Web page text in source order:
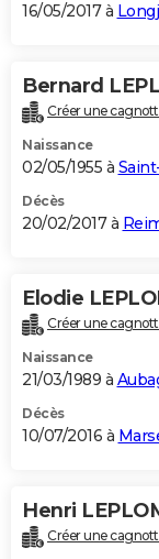
16/05/2017 à
Bernard
Créer une
Naissance
02/05/1955 à
Décès
20/02/2017 à
Elodie
Créer une
Naissance
21/03/1989 à
Décès
10/07/2016 à
Henri
Créer une